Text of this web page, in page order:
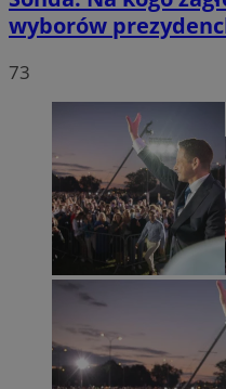
wyborów
73